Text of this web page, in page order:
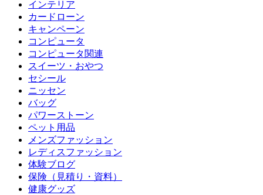
インテリア
カードローン
キャンペーン
コンピュータ
コンピュータ関連
スイーツ・おやつ
セシール
ニッセン
バッグ
パワーストーン
ペット用品
メンズファッション
レディスファッション
体験ブログ
保険（見積り・資料）
健康グッズ